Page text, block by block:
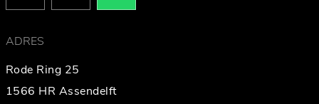
ADRES
Rode Ring 25
1566 HR Assendelft